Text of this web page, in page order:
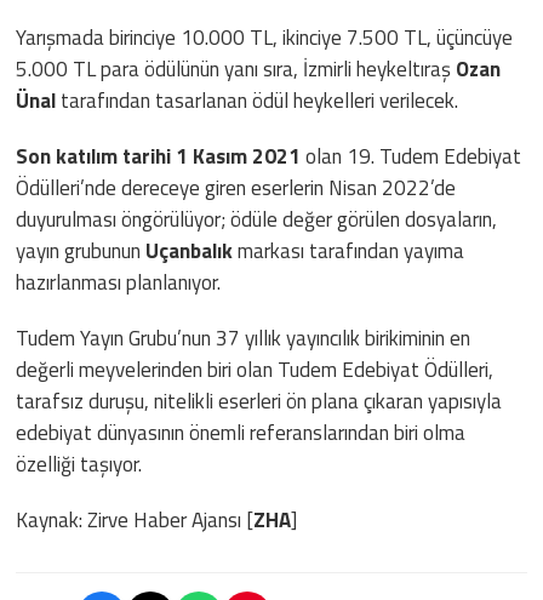
Yarışmada birinciye 10.000 TL, ikinciye 7.500 TL, üçüncüye
5.000 TL para ödülünün yanı sıra, İzmirli heykeltıraşOzan
Ünaltarafından tasarlanan ödül heykelleri verilecek.
Son katılım tarihi 1 Kasım 2021 olan 19. Tudem Edebiyat
Ödülleri’nde dereceye giren eserlerin Nisan 2022’de
duyurulması öngörülüyor; ödüle değer görülen dosyaların,
yayın grubunun Uçanbalıkmarkası tarafından yayıma
hazırlanması planlanıyor.
Tudem Yayın Grubu’nun 37 yıllık yayıncılık birikiminin en
değerli meyvelerinden biri olan Tudem Edebiyat Ödülleri,
tarafsız duruşu, nitelikli eserleri ön plana çıkaran yapısıyla
edebiyat dünyasının önemli referanslarından biri olma
özelliği taşıyor.
Kaynak: Zirve Haber Ajansı [ZHA]